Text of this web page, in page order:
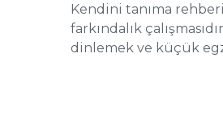
Kendini tanıma
farkındalık
dinlemek ve küçük